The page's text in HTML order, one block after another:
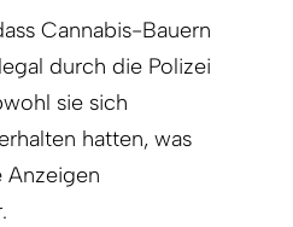
Cannabis-Bauern
durch die Polizei
sie sich
hatten, was
Anzeigen